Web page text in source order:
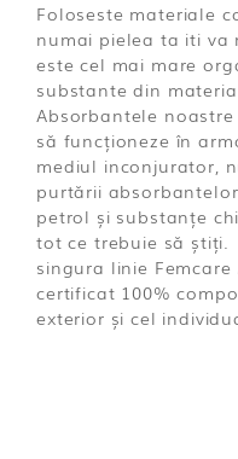
Foloseste materiale
numai pielea ta iti va
este cel mai mare
substante din
Absorbantele
să funcționeze în
mediul inconjurator,
purtării
petrol și substanțe
tot ce trebuie să știți.
singura linie
certificat 100%
exterior și cel